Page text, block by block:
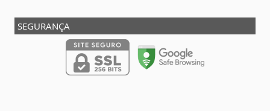
SEGURANÇA